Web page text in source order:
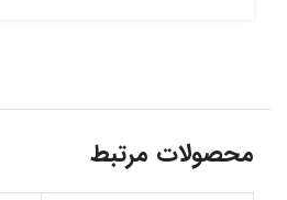
محصولات مرتبط